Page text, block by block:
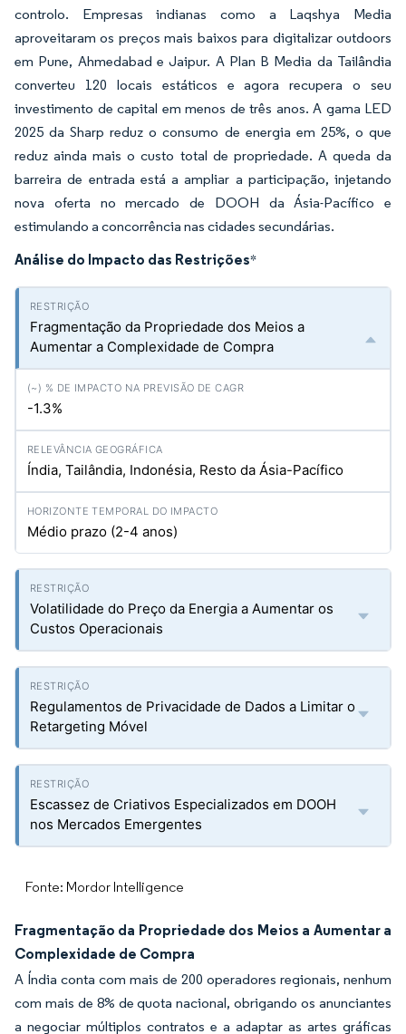
controlo. Empresas indianas como a Laqshya Media
aproveitaram os preços mais baixos para digitalizar outdoors
em Pune, Ahmedabad e Jaipur. A Plan B Media da Tailândia
converteu 120 locais estáticos e agora recupera o seu
investimento de capital em menos de três anos. A gama LED
2025 da Sharp reduz o consumo de energia em 25%, o que
reduz ainda mais o custo total de propriedade. A queda da
barreira de entrada está a ampliar a participação, injetando
nova oferta no mercado de DOOH da Ásia-Pacífico e
estimulando a concorrência nas cidades secundárias.
Análise do Impacto das Restrições*
Fragmentação da Propriedade dos Meios a
Aumentar a Complexidade de Compra
-1.3%
Índia, Tailândia, Indonésia, Resto da Ásia-Pacífico
Médio prazo (2-4 anos)
Volatilidade do Preço da Energia a Aumentar os
Custos Operacionais
Regulamentos de Privacidade de Dados a Limitar o
Retargeting Móvel
Escassez de Criativos Especializados em DOOH
nos Mercados Emergentes
Fonte: Mordor Intelligence
Fragmentação da Propriedade dos Meios a Aumentar a
Complexidade de Compra
A Índia conta com mais de 200 operadores regionais, nenhum
com mais de 8% de quota nacional, obrigando os anunciantes
a negociar múltiplos contratos e a adaptar as artes gráficas